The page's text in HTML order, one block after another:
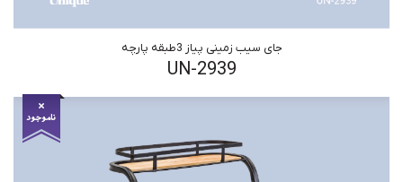
جای سیب زمینی پیاز 3طبقه پارچه
UN-2939